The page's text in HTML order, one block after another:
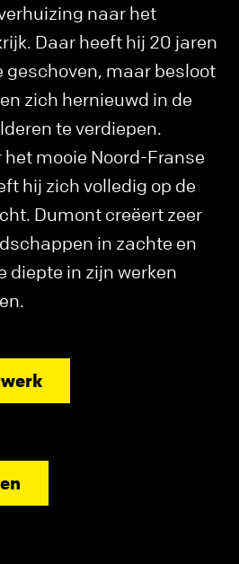
naar het
Daar heeft hij 20 jaren
geschoven, maar besloot
zich hernieuwd in de
te verdiepen.
mooie Noord-Franse
hij zich volledig op de
Dumont creëert zeer
in zachte en
diepte in zijn werken